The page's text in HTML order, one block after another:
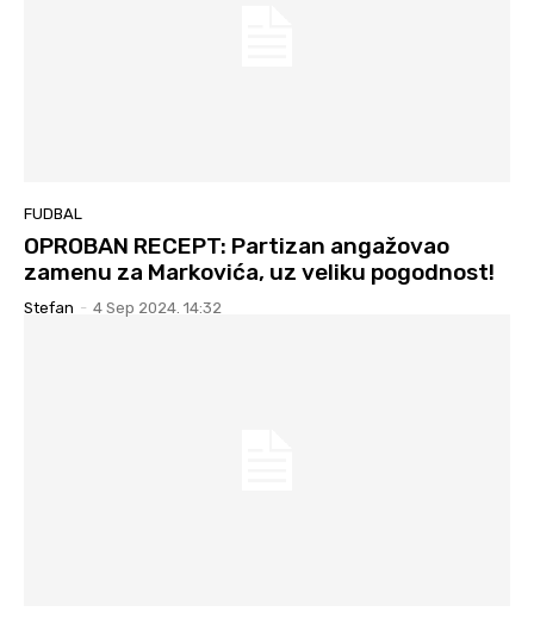
FUDBAL
OPROBAN RECEPT: Partizan angažovao
zamenu za Markovića, uz veliku pogodnost!
Stefan - 4 Sep 2024. 14:32